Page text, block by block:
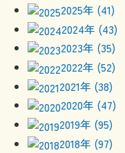
2025年 (41)
2024年 (43)
2023年 (35)
2022年 (52)
2021年 (38)
2020年 (47)
2019年 (95)
2018年 (97)